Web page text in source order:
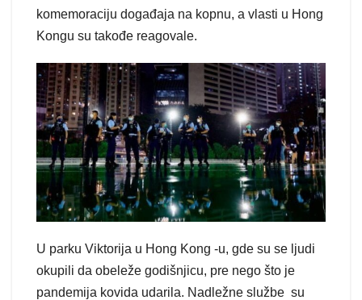
komemoraciju događaja na kopnu, a vlasti u Hong
Kongu su takođe reagovale.
U parku Viktorija u Hong Kong -u, gde su se ljudi
okupili da obeleže godišnjicu, pre nego što je
pandemija kovida udarila. Nadležne službe su